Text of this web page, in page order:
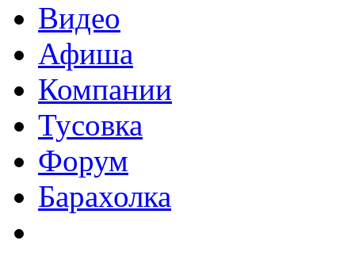
Видео
Афиша
Компании
Тусовка
Форум
Барахолка